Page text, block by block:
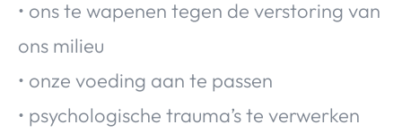
• ons te wapenen tegen de verstoring van
ons milieu
• onze voeding aan te passen
• psychologische trauma’s te verwerken